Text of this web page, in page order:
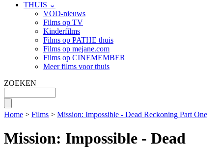
THUIS ⌄
VOD-nieuws
Films op TV
Kinderfilms
Films op PATHE thuis
Films op mejane.com
Films op CINEMEMBER
Meer films voor thuis
ZOEKEN
Home > Films > Mission: Impossible - Dead Reckoning Part One
Mission: Impossible - Dead